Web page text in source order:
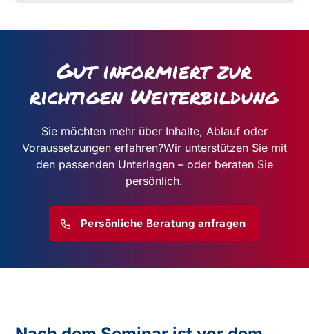
Gut informiert zur
richtigen Weiterbildung
Sie möchten mehr über Inhalte, Ablauf oder
Voraussetzungen erfahren?Wir unterstützen Sie mit
den passenden Unterlagen – oder beraten Sie
persönlich.
Persönliche Beratung anfragen